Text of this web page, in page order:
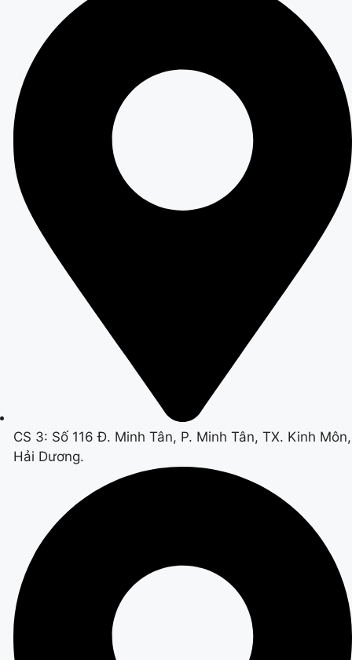
CS 3: Số 116 Đ. Minh Tân, P. Minh Tân, TX. Kinh Môn,
Hải Dương.